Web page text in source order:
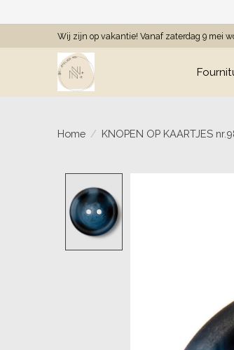
Wij zijn op vakantie! Vanaf zaterdag 9 mei
Home / KNOPEN OP KAARTJES